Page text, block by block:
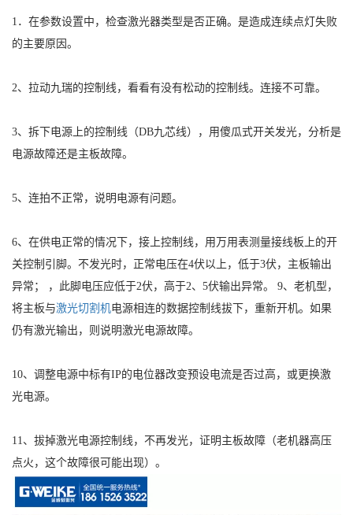
1．在参数设置中，检查激光器类型是否正确。是造成连续点灯失败
的主要原因。
2、拉动九瑞的控制线，看看有没有松动的控制线。连接不可靠。
3、拆下电源上的控制线（DB九芯线），用傻瓜式开关发光，分析是
电源故障还是主板故障。
5、连拍不正常，说明电源有问题。
6、在供电正常的情况下，接上控制线，用万用表测量接线板上的开
关控制引脚。不发光时，正常电压在4伏以上，低于3伏，主板输出
异常； ，此脚电压应低于2伏，高于2、5伏输出异常。 9、老机型，
将主板与激光切割机电源相连的数据控制线拔下，重新开机。如果
仍有激光输出，则说明激光电源故障。
10、调整电源中标有IP的电位器改变预设电流是否过高，或更换激
光电源。
11、拔掉激光电源控制线，不再发光，证明主板故障（老机器高压
点火，这个故障很可能出现）。